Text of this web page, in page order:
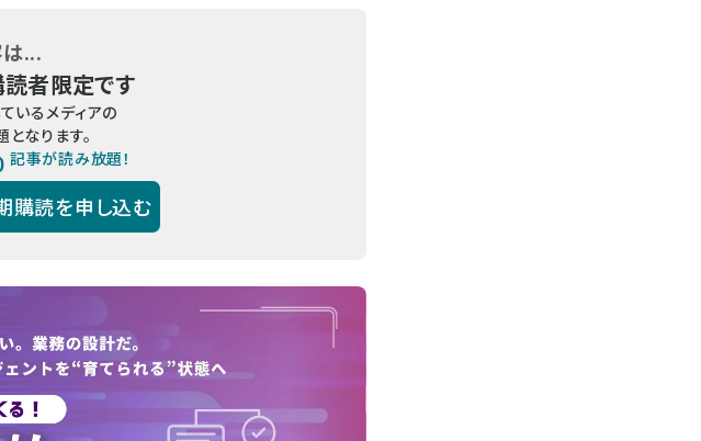
...
読者限定です
いるメディアの
なります。
記事が読み放題！
購読を申し込む